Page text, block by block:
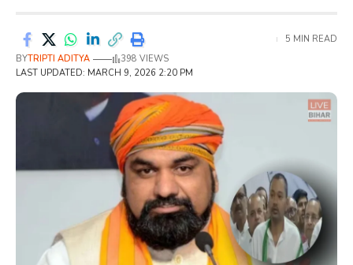
LAST UPDATED: MARCH 9, 2026 2:20 PM
BYTRIPTI ADITYA 398 VIEWS
5 MIN READ